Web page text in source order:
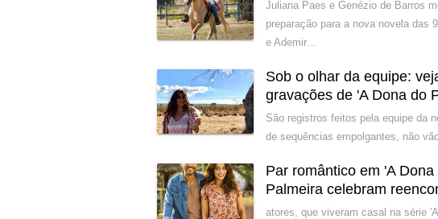
Juliana Paes e Genézio de Barros
preparação para a nova novela das
e Ademir…
Sob o olhar da equipe:
gravações de 'A Dona do
São registros feitos pela equipe da
de sequências empolgantes, não
Par romântico em 'A
Palmeira celebram
atores, que viveram casal na série